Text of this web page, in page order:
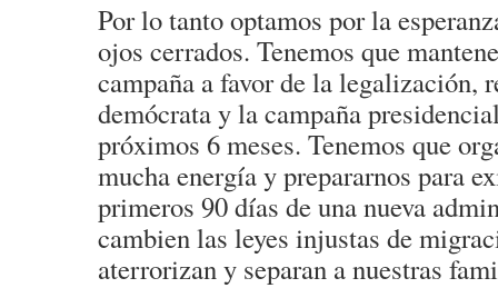
Por lo tanto optamos por la
ojos cerrados. Tenemos que
campaña a favor de la legalización,
demócrata y la campaña
próximos 6 meses. Tenemos que
mucha energía y prepararnos para
primeros 90 días de una nueva
cambien las leyes injustas de
aterrorizan y separan a nuestras